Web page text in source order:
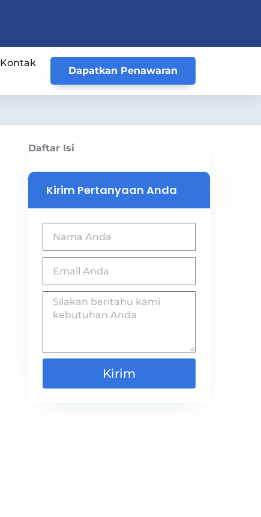
Kontak
Dapatkan Penawaran
Daftar Isi
Kirim Pertanyaan Anda
Kirim